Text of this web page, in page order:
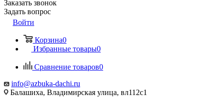
Заказать звонок
Задать вопрос
Войти
Корзина0
Избранные товары0
Сравнение товаров0
info@azbuka-dachi.ru
Балашиха, Владимирская улица, вл112с1